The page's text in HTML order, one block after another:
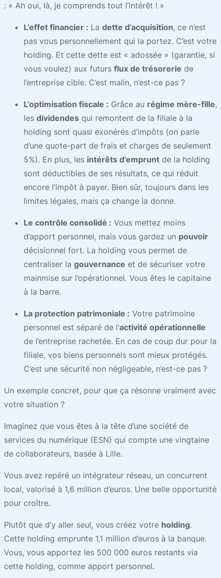
: « Ah oui, là, je comprends tout l’intérêt ! »
L’effet financier : La dette d’acquisition, ce n’est
pas vous personnellement qui la portez. C’est votre
holding. Et cette dette est « adossée » (garantie, si
vous voulez) aux futurs flux de trésorerie de
l’entreprise cible. C’est malin, n’est-ce pas ?
L’optimisation fiscale : Grâce au régime mère-fille,
les dividendes qui remontent de la filiale à la
holding sont quasi exonérés d’impôts (on parle
d’une quote-part de frais et charges de seulement
5%). En plus, les intérêts d’emprunt de la holding
sont déductibles de ses résultats, ce qui réduit
encore l’impôt à payer. Bien sûr, toujours dans les
limites légales, mais ça change la donne.
Le contrôle consolidé : Vous mettez moins
d’apport personnel, mais vous gardez un pouvoir
décisionnel fort. La holding vous permet de
centraliser la gouvernance et de sécuriser votre
mainmise sur l’opérationnel. Vous êtes le capitaine
à la barre.
La protection patrimoniale : Votre patrimoine
personnel est séparé de l’activité opérationnelle
de l’entreprise rachetée. En cas de coup dur pour la
filiale, vos biens personnels sont mieux protégés.
C’est une sécurité non négligeable, n’est-ce pas ?
Un exemple concret, pour que ça résonne vraiment avec
votre situation ?
Imaginez que vous êtes à la tête d’une société de
services du numérique (ESN) qui compte une vingtaine
de collaborateurs, basée à Lille.
Vous avez repéré un intégrateur réseau, un concurrent
local, valorisé à 1,6 million d’euros. Une belle opportunité
pour croître.
Plutôt que d’y aller seul, vous créez votre holding.
Cette holding emprunte 1,1 million d’euros à la banque.
Vous, vous apportez les 500 000 euros restants via
cette holding, comme apport personnel.